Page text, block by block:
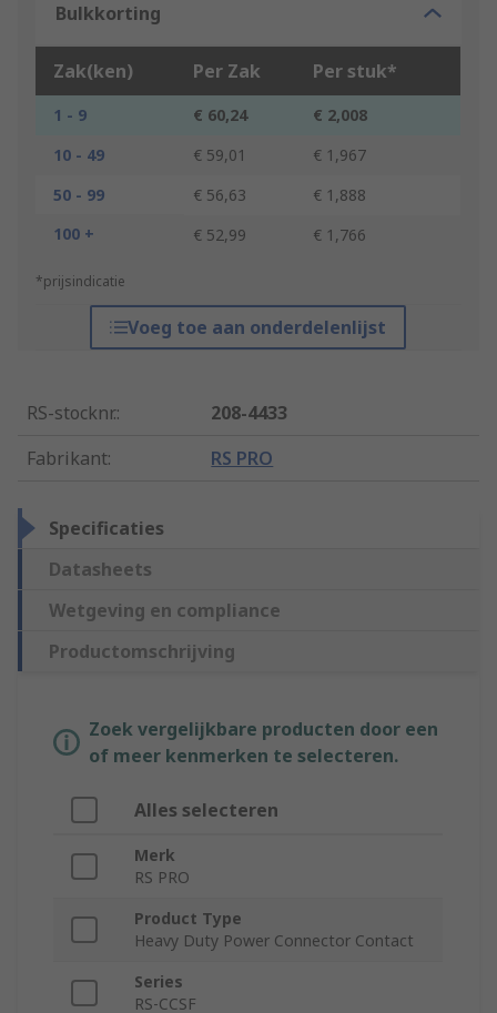
Bulkkorting
Zak(ken) Per Zak Per stuk*
1 - 9 € 60,24
€ 2,008
10 - 49
€ 59,01
€ 1,967
50 - 99
€ 56,63
€ 1,888
100 +
€ 52,99 € 1,766
*prijsindicatie
Voeg toe aan onderdelenlijst
RS-stocknr.:
208-4433
Fabrikant: RS PRO
Specificaties
Datasheets
Wetgeving en compliance
Productomschrijving
Zoek vergelijkbare producten door een
of meer kenmerken te selecteren.
Alles selecteren
Merk
RS PRO
Product Type
Heavy Duty Power Connector Contact
Series
RS-CCSF